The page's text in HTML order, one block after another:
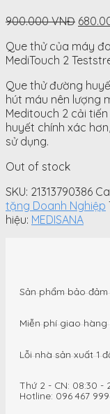
900.000VNĐ
was:
Que thử của máy
MediTouch 2
Que thử đường
hút máu nên lượng
Meditouch 2 cải
huyết chính xác
sử dụng.
Out of stock
SKU: 21313790386
tặng Doanh Nghiệp
hiệu: MEDISANA
Sản phẩm bảo
Miễn phí giao hàng
Lỗi nhà sản xuất 1
Thứ 2 - CN: 08:30 -
Hotline: 096 467